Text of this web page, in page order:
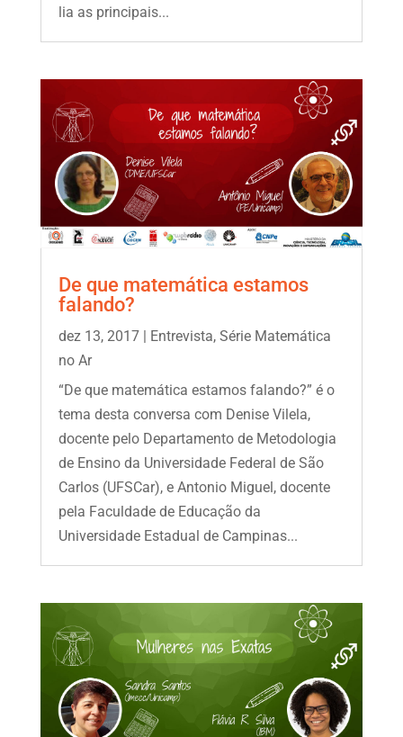
lia as principais...
De que matemática estamos
falando?
dez 13, 2017| Entrevista, Série Matemática
no Ar
“De que matemática estamos falando?” é o
tema desta conversa com Denise Vilela,
docente pelo Departamento de Metodologia
de Ensino da Universidade Federal de São
Carlos (UFSCar), e Antonio Miguel, docente
pela Faculdade de Educação da
Universidade Estadual de Campinas...